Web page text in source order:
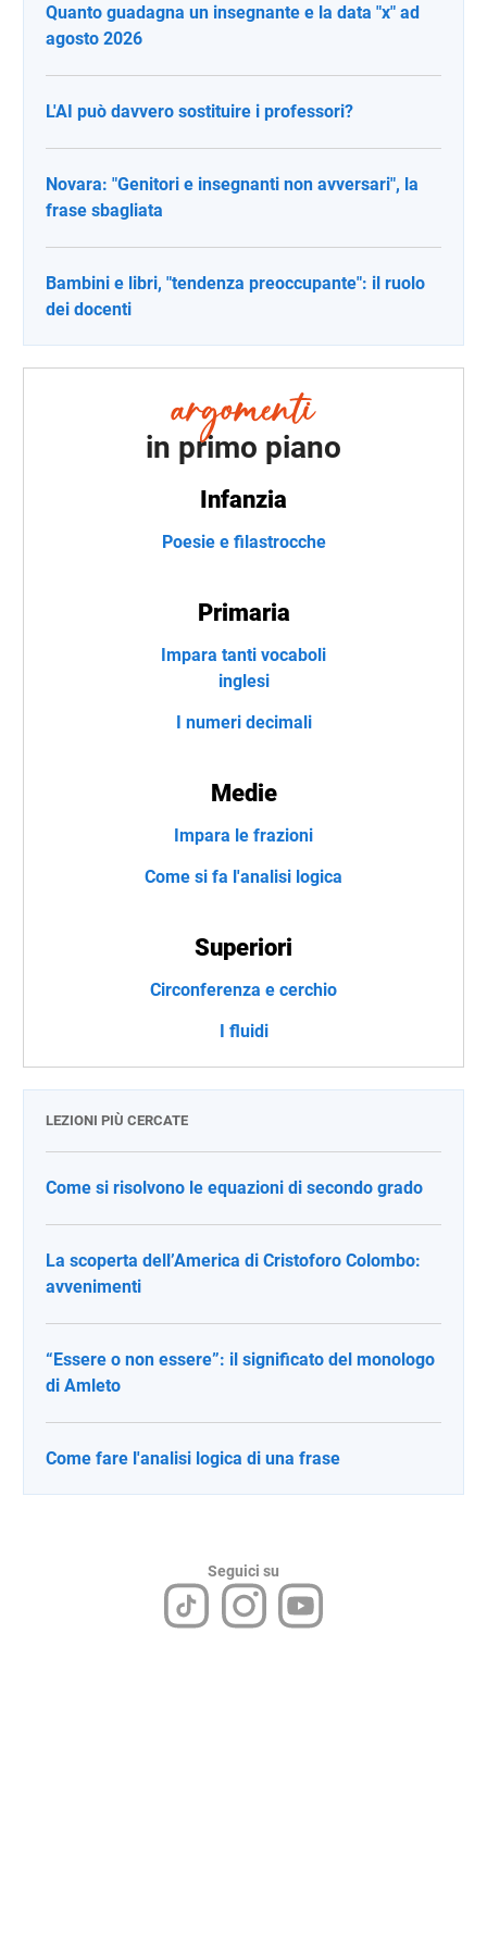
Quanto guadagna un insegnante e la data "x" ad
agosto 2026
L'AI può davvero sostituire i professori?
Novara: "Genitori e insegnanti non avversari", la
frase sbagliata
Bambini e libri, "tendenza preoccupante": il ruolo
dei docenti
in primo piano
Infanzia
Poesie e filastrocche
Primaria
Impara tanti vocaboli
inglesi
I numeri decimali
Medie
Impara le frazioni
Come si fa l'analisi logica
Superiori
Circonferenza e cerchio
I fluidi
LEZIONI PIÙ CERCATE
Come si risolvono le equazioni di secondo grado
La scoperta dell’America di Cristoforo Colombo:
avvenimenti
“Essere o non essere”: il significato del monologo
di Amleto
Come fare l'analisi logica di una frase
Seguici su